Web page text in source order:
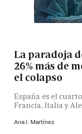
La paradoja
26% más de
el colapso
España es el
Francia, Italia y
Ana I. Martínez